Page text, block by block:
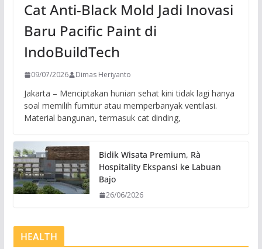
Cat Anti-Black Mold Jadi Inovasi
Baru Pacific Paint di
IndoBuildTech
09/07/2026 Dimas Heriyanto
Jakarta – Menciptakan hunian sehat kini tidak lagi hanya
soal memilih furnitur atau memperbanyak ventilasi.
Material bangunan, termasuk cat dinding,
Bidik Wisata Premium, Rà
Hospitality Ekspansi ke Labuan
Bajo
26/06/2026
HEALTH